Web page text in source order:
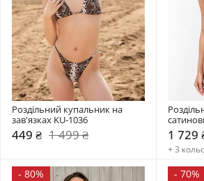
Роздільний купальник на
зав'язках KU-1036
449 ₴ 1 499 ₴ 1 729
+ 3
- 80% - 70%